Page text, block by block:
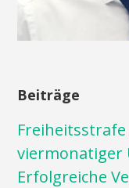
Beiträge
viermonatiger
Erfolgreiche